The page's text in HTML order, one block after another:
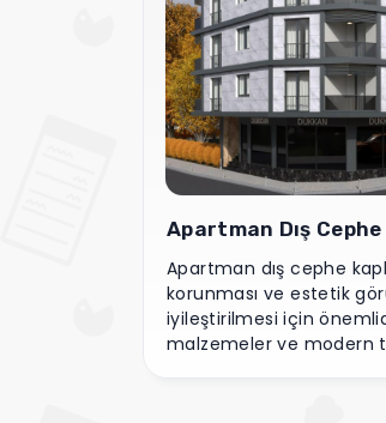
Apartman Dış
Apartman dış cephe
korunması ve estetik
iyileştirilmesi için
malzemeler ve modern